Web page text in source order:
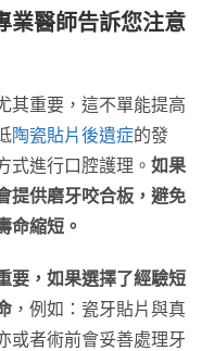
業醫師告訴您注意
其重要，這不單能提高
陶瓷貼片後遺症的發
式進行口腔護理。如果
提供磨牙咬合板，避免
命縮短。
要，如果選擇了經驗短
，例如：瓷牙貼片與真
或者術前會妥善處理牙